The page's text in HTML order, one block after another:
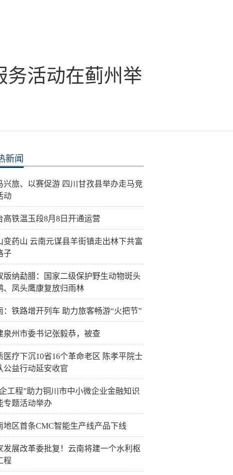
务活动在蓟州举
新闻
兴旅、以赛促游 四川甘孜县举办走马竞
动
高铁温玉段8月8日开通运营
变药山 云南元谋县羊街镇走出林下共富
子
版纳勐腊：国家二级保护野生动物斑头
、凤头鹰康复放归雨林
：铁路增开列车 助力旅客畅游“火把节”
泉州市委书记张毅恭，被查
医疗下沉10省16个革命老区 陈孝平院士
公益行动延安收官
工程”助力铜川市中小微企业金融知识
专题活动举办
地区首条CMC智能生产线产品下线
发展改革委批复！云南将建一个水利枢
程